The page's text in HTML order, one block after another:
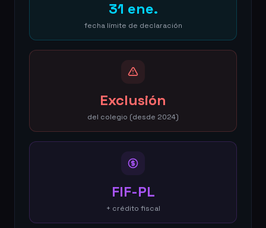
31 ene.
fecha límite de declaración
Exclusión
del colegio (desde 2024)
FIF-PL
+ crédito fiscal